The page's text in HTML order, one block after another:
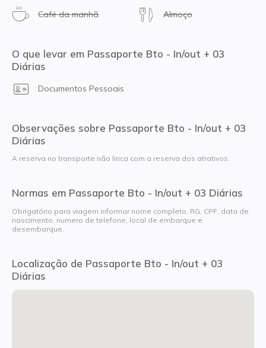
Café da manhã Almoço
O que levar em Passaporte Bto - In/out + 03
Diárias
Documentos Pessoais
Observações sobre Passaporte Bto - In/out + 03
Diárias
A reserva no transporte não linca com a reserva dos atrativos.
Normas em Passaporte Bto - In/out + 03 Diárias
Obrigatório para viagem informar nome completo, RG, CPF, data de
nascimento, numero de telefone, local de embarque e
desembarque.
Localização de Passaporte Bto - In/out + 03
Diárias